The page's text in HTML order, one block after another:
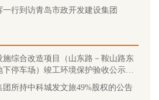
行到访青岛市政开发建设集团
施综合改造项目（山东路－鞍山路东
停车场）竣工环境保护验收公示信
所持中科城发文旅49%股权的公告